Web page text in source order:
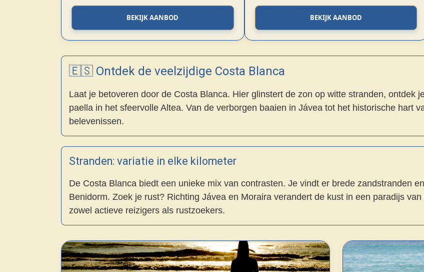
BEKIJK AANBOD BEKIJK AANBOD
🇪🇸 Ontdek de veelzijdige Costa Blanca
Laat je betoveren door de Costa Blanca. Hier glinstert de zon op witte stranden, ontdek
paella in het sfeervolle Altea. Van de verborgen baaien in Jávea tot het historische hart
belevenissen.
Stranden: variatie in elke kilometer
De Costa Blanca biedt een unieke mix van contrasten. Je vindt er brede zandstranden
Benidorm. Zoek je rust? Richting Jávea en Moraira verandert de kust in een paradijs
zowel actieve reizigers als rustzoekers.